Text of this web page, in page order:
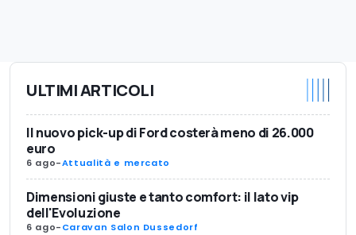
ULTIMI ARTICOLI
Il nuovo pick-up di Ford costerà meno di 26.000
euro
6 ago-Attualità e mercato
Dimensioni giuste e tanto comfort: il lato vip
dell'Evoluzione
6 ago-Caravan Salon Dussedorf